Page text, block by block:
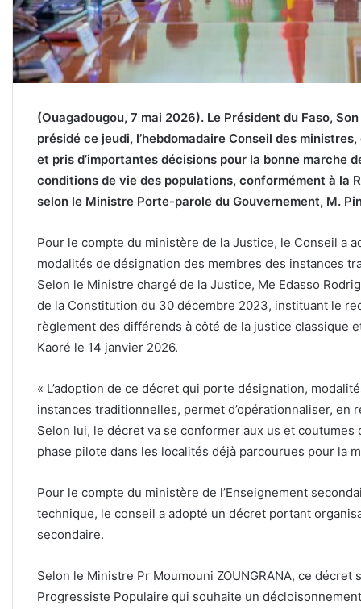
(Ouagadougou, 7 mai 2026). Le Président du Faso,
présidé ce jeudi, l’hebdomadaire Conseil des
et pris d’importantes décisions pour la bonne marche
conditions de vie des populations, conformément à la
selon le Ministre Porte-parole du Gouvernement, M.
Pour le compte du ministère de la Justice, le Conseil a
modalités de désignation des membres des instances
Selon le Ministre chargé de la Justice, Me Edasso
de la Constitution du 30 décembre 2023, instituant le
règlement des différends à côté de la justice classique
Kaoré le 14 janvier 2026.
« L’adoption de ce décret qui porte désignation,
instances traditionnelles, permet d’opérationnaliser, en
Selon lui, le décret va se conformer aux us et coutumes
phase pilote dans les localités déjà parcourues pour la
Pour le compte du ministère de l’Enseignement
technique, le conseil a adopté un décret portant
secondaire.
Selon le Ministre Pr Moumouni ZOUNGRANA, ce décret
Progressiste Populaire qui souhaite un